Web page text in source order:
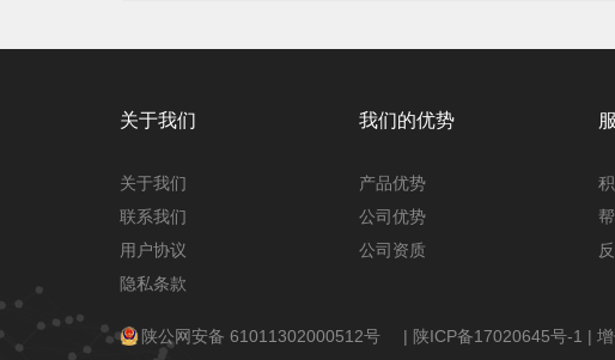
关于我们
关于我们
联系我们
用户协议
隐私条款
我们的优势
产品优势
公司优势
公司资质
陕公网安备 61011302000512号 | 陕ICP备17020645号-1 |